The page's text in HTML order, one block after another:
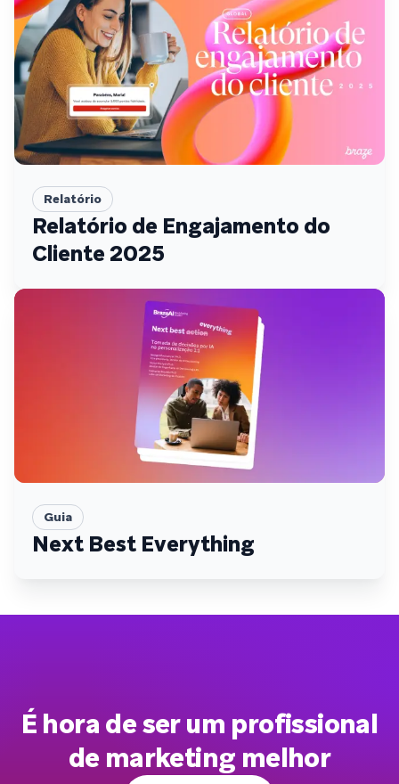
Relatório
Relatório de Engajamento do
Cliente 2025
Guia
Next Best Everything
É hora de ser um profissional
de marketing melhor